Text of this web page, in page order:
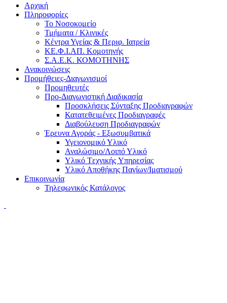
Αρχική
Πληροφορίες
Το Νοσοκομείο
Τμήματα / Κλινικές
Κέντρα Υγείας & Περιφ. Ιατρεία
ΚΕ.Φ.Ι.ΑΠ. Κομοτηνής
Σ.Α.Ε.Κ. ΚΟΜΟΤΗΝΗΣ
Ανακοινώσεις
Προμήθειες-Διαγωνισμοί
Προμηθευτές
Προ-Διαγωνιστική Διαδικασία
Προσκλήσεις Σύνταξης Προδιαγραφών
Κατατεθειμένες Προδιαγραφές
Διαβούλευση Προδιαγραφών
Έρευνα Αγοράς - Εξωσυμβατικά
Υγειονομικό Υλικό
Αναλώσιμο/Λοιπό Υλικό
Υλικό Tεχνικής Yπηρεσίας
Υλικό Αποθήκης Παγίων/Ιματισμού
Επικοινωνία
Τηλεφωνικός Κατάλογος